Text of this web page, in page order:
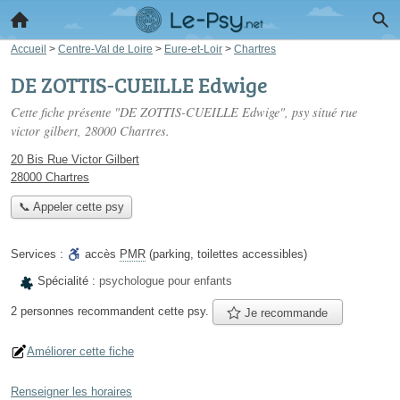
Accueil > Centre-Val de Loire > Eure-et-Loir > Chartres
DE ZOTTIS-CUEILLE Edwige
Cette fiche présente "DE ZOTTIS-CUEILLE Edwige", psy situé rue
victor gilbert, 28000 Chartres.
20 Bis Rue Victor Gilbert
28000 Chartres
📞 Appeler cette psy
Services : accès PMR (parking, toilettes accessibles)
Spécialité : psychologue pour enfants
2 personnes recommandent cette psy. Je recommande
Améliorer cette fiche
Renseigner les horaires